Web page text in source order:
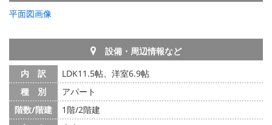
平面図画像
設備・周辺情報など
内 訳
LDK11.5帖、洋室6.9帖
種 別
アパート
階数/階建
1階/2階建